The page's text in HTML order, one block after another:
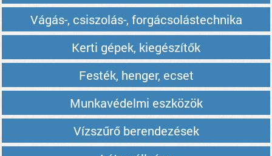
Vágás-, csiszolás-, forgácsolástechnika
Kerti gépek, kiegészítők
Festék, henger, ecset
Munkavédelmi eszközök
Vízszűrő berendezések